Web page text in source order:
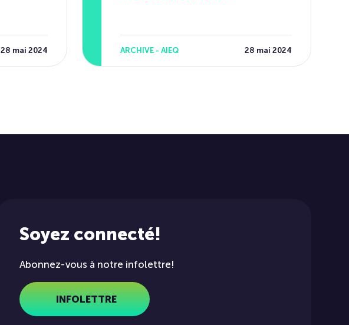
28 mai 2024 ARCHIVE - AIEQ 28 mai 2024
Soyez connecté!
Abonnez-vous à notre infolettre!
INFOLETTRE